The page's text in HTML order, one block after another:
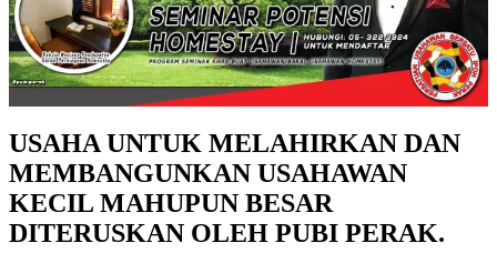
USAHA UNTUK MELAHIRKAN DAN
MEMBANGUNKAN USAHAWAN
KECIL MAHUPUN BESAR
DITERUSKAN OLEH PUBI PERAK.